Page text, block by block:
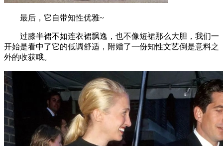
最后，它自带知性优雅~
过膝半裙不如连衣裙飘逸，也不像短裙那么大胆，我们一
开始是看中了它的低调舒适，附赠了一份知性文艺倒是意料之
外的收获哦。